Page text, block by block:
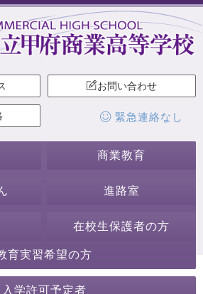
お問い合わせ
緊急連絡なし
商業教育
進路室
在校生保護者の方
育実習希望の方
入学許可予定者